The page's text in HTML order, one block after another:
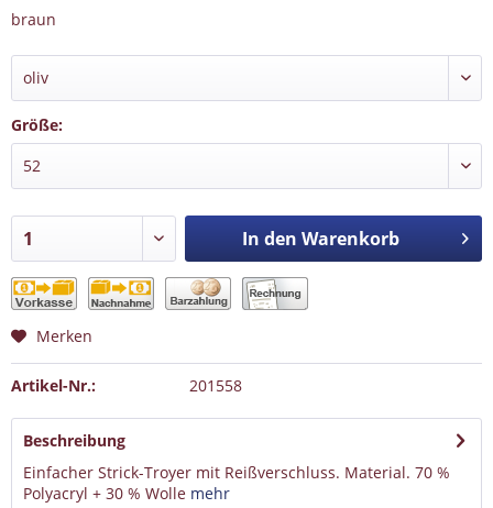
braun
Größe:
In den Warenkorb
Merken
Artikel-Nr.: 201558
Beschreibung
Einfacher Strick-Troyer mit Reißverschluss. Material. 70 %
Polyacryl + 30 % Wolle mehr